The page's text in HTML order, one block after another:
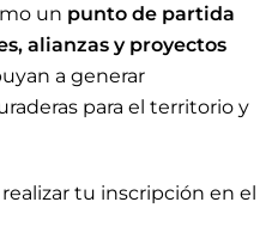
un punto de partida
alianzas y proyectos
a generar
para el territorio y
tu inscripción en el